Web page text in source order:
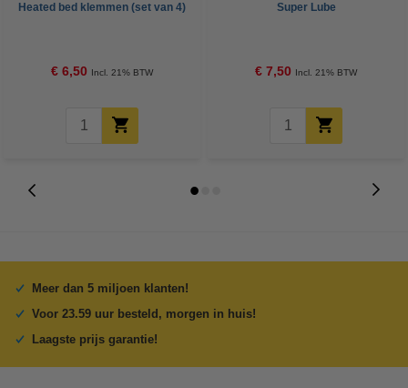
Heated bed klemmen (set van 4)
€ 6,50 Incl. 21% BTW
Super Lube
€ 7,50 Incl. 21% BTW
Meer dan 5 miljoen klanten!
Voor 23.59 uur besteld, morgen in huis!
Laagste prijs garantie!